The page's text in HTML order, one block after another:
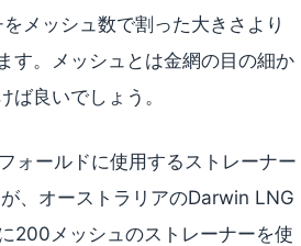
メッシュ数で割った大きさより
す。メッシュとは金網の目の細か
ば良いでしょう。
ォールドに使用するストレーナー
、オーストラリアのDarwin LNG
200メッシュのストレーナーを使